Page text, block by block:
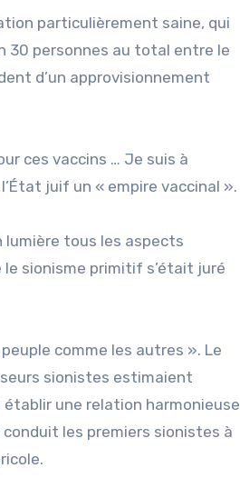
particulièrement saine, qui
30 personnes au total entre le
d’un approvisionnement
ces vaccins … Je suis à
juif un « empire vaccinal ».
tous les aspects
sionisme primitif s’était juré
comme les autres ». Le
sionistes estimaient
une relation harmonieuse
les premiers sionistes à